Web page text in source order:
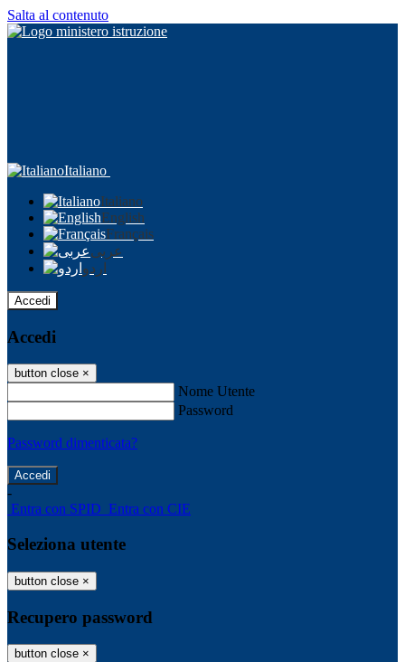
Salta al contenuto
Italiano
Italiano
English
Français
عربى
اردو
Accedi
Accedi
button close ×
Nome Utente
Password
Password dimenticata?
-
Entra con SPID Entra con CIE
Seleziona utente
button close ×
Recupero password
button close ×